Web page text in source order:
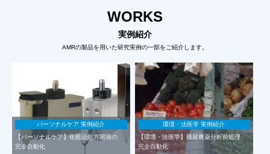
WORKS
実例紹介
AMRの製品を用いた研究実例の一部をご紹介します。
パーソナルケア 実例紹介
【パーソナルケア】化粧品処方開発の
完全自動化
環境・法医学 実例紹介
【環境・法医学】残留農薬分析前処理
完全自動化